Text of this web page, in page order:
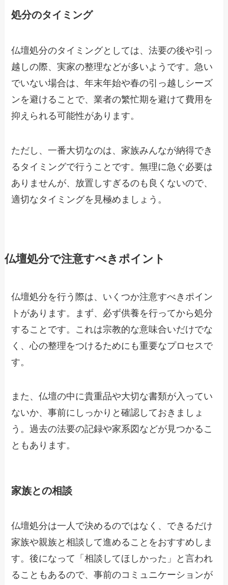
処分のタイミング
仏壇処分のタイミングとしては、法要の後や引っ
越しの際、実家の整理などが多いようです。急い
でいない場合は、年末年始や春の引っ越しシーズ
ンを避けることで、業者の繁忙期を避けて費用を
抑えられる可能性があります。
ただし、一番大切なのは、家族みんなが納得でき
るタイミングで行うことです。無理に急ぐ必要は
ありませんが、放置しすぎるのも良くないので、
適切なタイミングを見極めましょう。
仏壇処分で注意すべきポイント
仏壇処分を行う際は、いくつか注意すべきポイン
トがあります。まず、必ず供養を行ってから処分
することです。これは宗教的な意味合いだけでな
く、心の整理をつけるためにも重要なプロセスで
す。
また、仏壇の中に貴重品や大切な書類が入ってい
ないか、事前にしっかりと確認しておきましょ
う。過去の法要の記録や家系図などが見つかるこ
ともあります。
家族との相談
仏壇処分は一人で決めるのではなく、できるだけ
家族や親族と相談して進めることをおすすめしま
す。後になって「相談してほしかった」と言われ
ることもあるので、事前のコミュニケーションが